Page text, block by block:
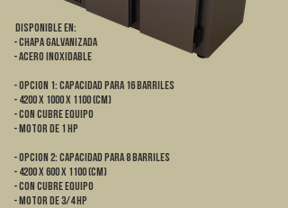
DISPONIBLE EN:
- Chapa galvanizada
- Acero Inoxidable
- OPCION 1: CAPACIDAD PARA 16 BARRILES
- 4200 x 1000 x 1100 (cm)
- Con cubre equipo
- Motor de 1 HP
- OPCION 2: CAPACIDAD PARA 8 BARRILES
- 4200 x 600 x 1100 (cm)
- Con cubre equipo
- Motor de 3/4 HP